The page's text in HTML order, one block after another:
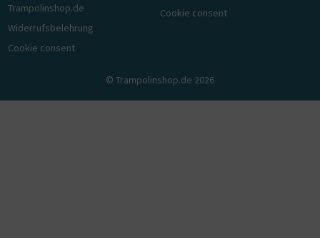
Trampolinshop.de
Widerrufsbelehrung
Cookie consent
Cookie consent
© Trampolinshop.de 2026